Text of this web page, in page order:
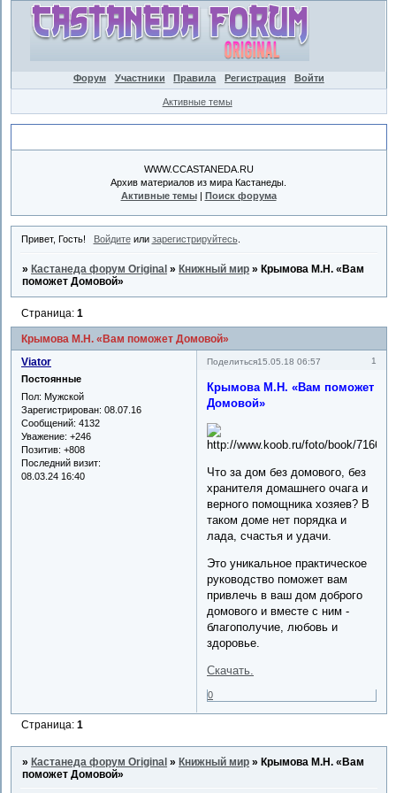
Форум Участники Правила Регистрация Войти
Активные темы
WWW.CCASTANEDA.RU
Архив материалов из мира Кастанеды.
Активные темы| Поиск форума
Привет, Гость! Войдитеили зарегистрируйтесь.
» Кастанеда форум Original » Книжный мир » Крымова М.Н. «Вам
поможет Домовой»
Крымова М.Н. «Вам поможет Домовой»
Страница:1
Поделиться 1
15.05.18 06:57
Viator
Постоянные
Пол: Мужской
Зарегистрирован: 08.07.16
Сообщений: 4132
Уважение: +246
Позитив: +808
Последний визит:
08.03.24 16:40
Крымова М.Н. «Вам поможет
Домовой»
Что за дом без домового, без
хранителя домашнего очага и
верного помощника хозяев? В
таком доме нет порядка и
лада, счастья и удачи.
Это уникальное практическое
руководство поможет вам
привлечь в ваш дом доброго
домового и вместе с ним -
благополучие, любовь и
здоровье.
Скачать.
0
Страница:1
»Кастанеда форум Original »Книжный мир »Крымова М.Н. «Вам
поможет Домовой»